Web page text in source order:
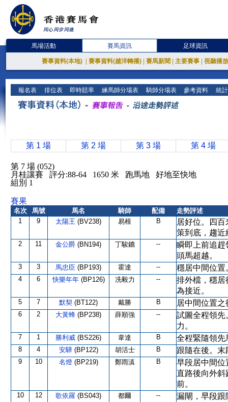
馬場活動 賽馬資訊 足球資訊
賽事資料(本地) 賽事資料(越洋轉播) 賽馬新聞 主要賽事 視聽播
報名表 排位表 即時賠率 練馬師分場表 騎師分場表 參考資料 統
第 1 場 第 2 場 第 3 場 第 4 場
第 7 場 (052)
月桂讓賽 評分:88-64 1650 米 跑馬地 好地至快地
組別 1
賽果
名次 馬號 馬名 騎師 配備
走勢評述
1
9 太陽王 (BV238) 易根 B
居好位。四
策到底，趨近
2 11 金公爵 (BN194) 丁駿鑣 --
瞬即上前追趕
頭馬超越。
3 3 馬忠臣 (BP193) 霍達 -- 穩居中間位置
4 6 快樂年年 (BP126) 冼毅力 --
排外檔，穩居
為接近。
5 7 默契 (BT122) 戴勝 B 居中間位置
6 2 大黃蜂 (BP238) 薛順強 --
試圖全程領先
力。
7 1 勝利威 (BS226) 韋達 B 全程緊隨領先
8 4 安驊 (BP122) 胡活士 B 跟隨在後。
9 10 名燈 (BP219) 鄭雨滇 B
早段居中間位
直路後向外斜
前。
10 12 歌依羅 (BS043) 都爾 --
漏閘，早段跟